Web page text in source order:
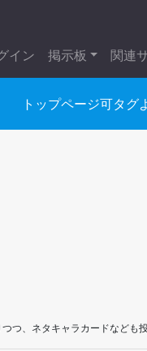
イン 掲示板 関連
トップページ可タグ
つ、ネタキャラカードなども